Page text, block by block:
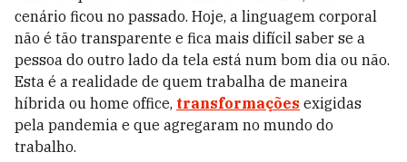
cenário ficou no passado. Hoje, a linguagem corporal
não é tão transparente e fica mais difícil saber se a
pessoa do outro lado da tela está num bom dia ou não.
Esta é a realidade de quem trabalha de maneira
híbrida ou home office, transformações exigidas
pela pandemia e que agregaram no mundo do
trabalho.